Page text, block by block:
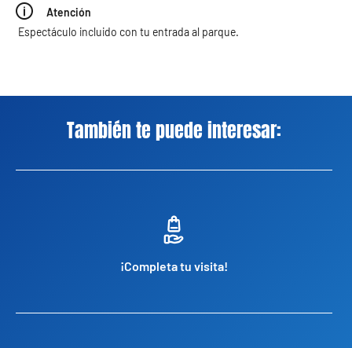
Atención
Espectáculo incluido con tu entrada al parque.
También te puede interesar:
¡Completa tu visita!